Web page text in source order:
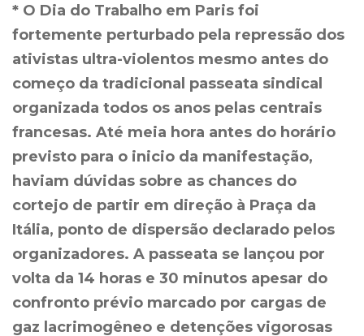
* O Dia do Trabalho em Paris foi
fortemente perturbado pela repressão dos
ativistas ultra-violentos mesmo antes do
começo da tradicional passeata sindical
organizada todos os anos pelas centrais
francesas. Até meia hora antes do horário
previsto para o inicio da manifestação,
haviam dúvidas sobre as chances do
cortejo de partir em direção à Praça da
Itália, ponto de dispersão declarado pelos
organizadores. A passeata se lançou por
volta da 14 horas e 30 minutos apesar do
confronto prévio marcado por cargas de
gaz lacrimogêneo e detenções vigorosas